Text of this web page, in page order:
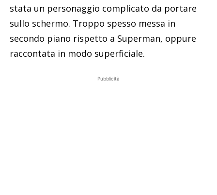
stata un personaggio complicato da portare
sullo schermo. Troppo spesso messa in
secondo piano rispetto a Superman, oppure
raccontata in modo superficiale.
Pubblicità